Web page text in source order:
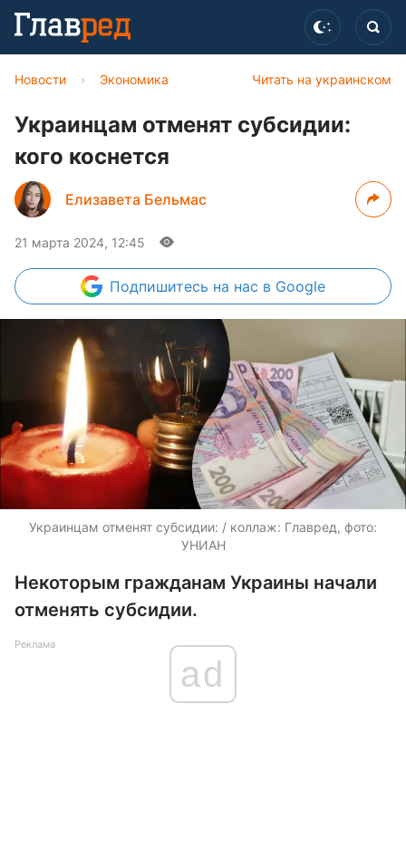
Читать на украинском
Новости › Экономика
Украинцам отменят субсидии:
кого коснется
Елизавета Бельмас
21 марта 2024, 12:45
Подпишитесь на нас в Google
Украинцам отменят субсидии: / коллаж: Главред, фото:
УНИАН
Некоторым гражданам Украины начали
отменять субсидии.
Реклама
ad